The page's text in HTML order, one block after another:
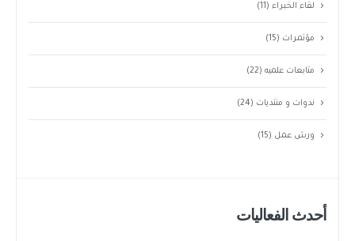
لقاء الخبراء(11)
مؤتمرات (15)
متابعات علميه(22)
ندوات و منتديات (24)
ورش عمل (15)
أحدث الفعاليات